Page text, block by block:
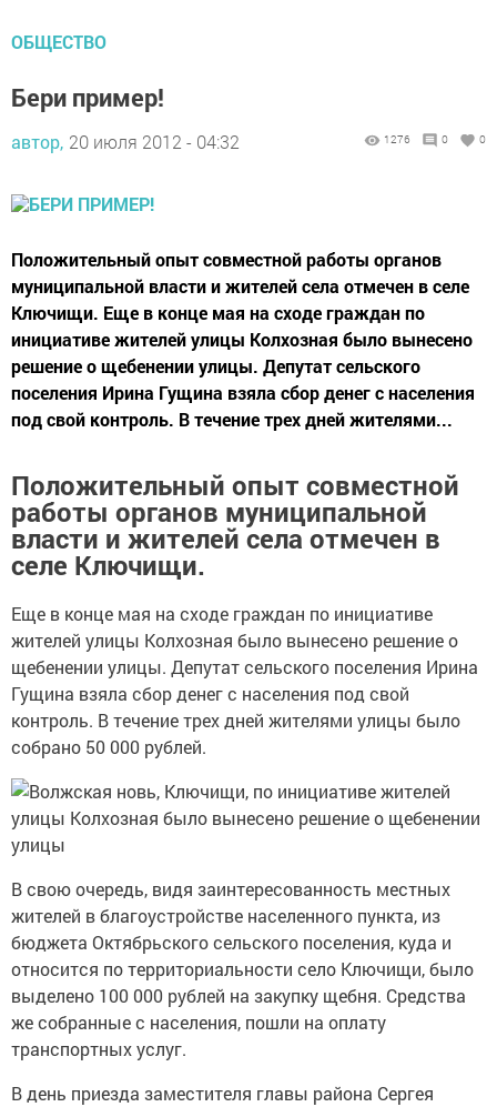
ОБЩЕСТВО
Бери пример!
автор, 20 июля 2012 - 04:32 1276 0 0
Положительный опыт совместной работы органов
муниципальной власти и жителей села отмечен в селе
Ключищи. Еще в конце мая на сходе граждан по
инициативе жителей улицы Колхозная было вынесено
решение о щебенении улицы. Депутат сельского
поселения Ирина Гущина взяла сбор денег с населения
под свой контроль. В течение трех дней жителями...
Положительный опыт совместной
работы органов муниципальной
власти и жителей села отмечен в
селе Ключищи.
Еще в конце мая на сходе граждан по инициативе
жителей улицы Колхозная было вынесено решение о
щебенении улицы. Депутат сельского поселения Ирина
Гущина взяла сбор денег с населения под свой
контроль. В течение трех дней жителями улицы было
собрано 50 000 рублей.
В свою очередь, видя заинтересованность местных
жителей в благоустройстве населенного пункта, из
бюджета Октябрьского сельского поселения, куда и
относится по территориальности село Ключищи, было
выделено 100 000 рублей на закупку щебня. Средства
же собранные с населения, пошли на оплату
транспортных услуг.
В день приезда заместителя главы района Сергея